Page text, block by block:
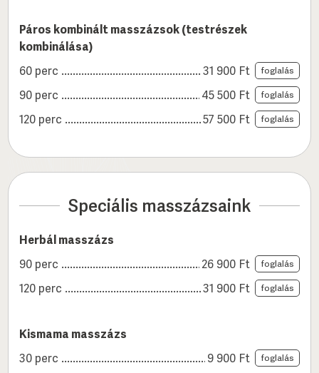
Páros kombinált masszázsok (testrészek
kombinálása)
60 perc
31 900 Ft foglalás
90 perc 45 500 Ft foglalás
120 perc 57 500 Ft foglalás
Speciális masszázsaink
Herbál masszázs
90 perc
26 900 Ft foglalás
120 perc 31 900 Ft foglalás
Kismama masszázs
30 perc
9 900 Ft foglalás